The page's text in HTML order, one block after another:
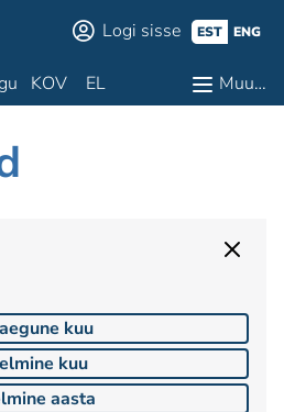
Logi sisse EST ENG
KOV EL Muu…
kuu
kuu
aasta